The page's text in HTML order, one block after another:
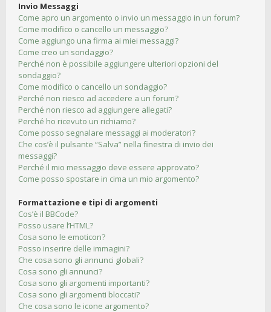
Invio Messaggi
Come apro un argomento o invio un messaggio in un forum?
Come modifico o cancello un messaggio?
Come aggiungo una firma ai miei messaggi?
Come creo un sondaggio?
Perché non è possibile aggiungere ulteriori opzioni del
sondaggio?
Come modifico o cancello un sondaggio?
Perché non riesco ad accedere a un forum?
Perché non riesco ad aggiungere allegati?
Perché ho ricevuto un richiamo?
Come posso segnalare messaggi ai moderatori?
Che cos’è il pulsante “Salva” nella finestra di invio dei
messaggi?
Perché il mio messaggio deve essere approvato?
Come posso spostare in cima un mio argomento?
Formattazione e tipi di argomenti
Cos’è il BBCode?
Posso usare l’HTML?
Cosa sono le emoticon?
Posso inserire delle immagini?
Che cosa sono gli annunci globali?
Cosa sono gli annunci?
Cosa sono gli argomenti importanti?
Cosa sono gli argomenti bloccati?
Che cosa sono le icone argomento?